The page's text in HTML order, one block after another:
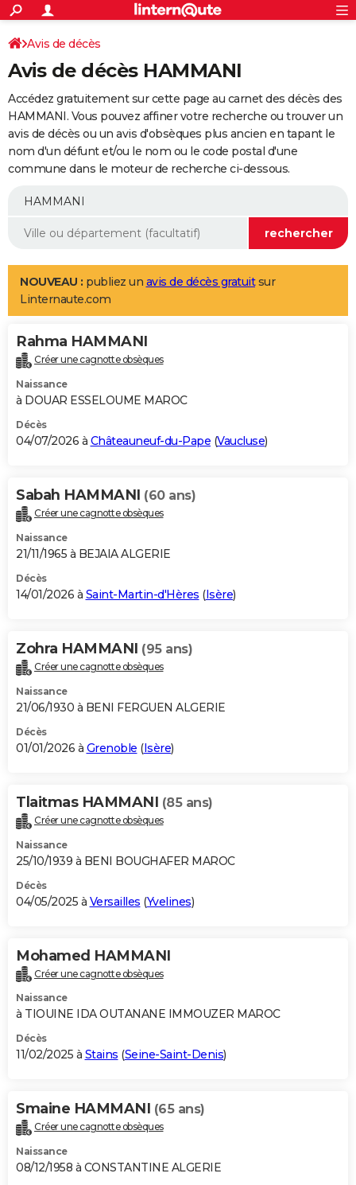
ACTUALITÉS
Politique
Société
Faits Divers
Education
Monde
Villes
+
SPORT
Coupe du monde 2026
Football
Tennis
Cyclisme
Rugby
Forum
Programme TV
TNT
Streaming
Cinéma
Sorties cinéma
Musique
+
FINANCE
Retraite
Epargne
Immobilier
Risques naturels par ville
Banque
Assurance
AUTO
Essais
Réserver un essai
Citadines
Berlines
SUV
Forum auto
+
Mobiles
Meilleur smartphone
Internet
Ordinateurs
Jeux vidéo
Guide high-tech
Aménagement intérieur
LIFESTYLE
Art de vivre
Bien-être
Loisirs
Mode
Modes de vie
Alimentation
Guide de la santé
Maladies
Médicaments
Sommeil
VOYAGE
Destinations
City break
Voyage nature
Voyage de noces
Forum
Climat
+PHOTO
GUIDES D'ACHAT
BONS PLANS
Carte de Noël
Carte Bonne année
Carte Saint-Valentin
Carte Pâques
Carte d'anniversaire
DICTIONNAIRE
Dictionnaire
Biographies
Citations
Expressions
Proverbes
PROGRAMME TV
S'inscrire
Se connecter
Lycées
Collèges
Primaires
Universités
Entreprises
Service militaire
Avis de recherche
AVIS DE DÉCÈS
Bricolage
Lifestyle
Culture
Sport
Auto
Television
Voyage
Cinema
Avis de décès
Avis de décès HAMMANI
Accédez gratuitement sur cette page au carnet des décès des
HAMMANI. Vous pouvez affiner votre recherche ou trouver un
avis de décès ou un avis d'obsèques plus ancien en tapant le
nom d'un défunt et/ou le nom ou le code postal d'une
commune dans le moteur de recherche ci-dessous.
NOUVEAU : publiez un avis de décès gratuitsur
Linternaute.com
Rahma HAMMANI
Créer une cagnotte obsèques
Naissance
à DOUAR ESSELOUME MAROC
Décès
04/07/2026 à Châteauneuf-du-Pape (Vaucluse)
Sabah HAMMANI (60 ans)
Créer une cagnotte obsèques
Naissance
21/11/1965 à BEJAIA ALGERIE
Décès
14/01/2026 à Saint-Martin-d'Hères (Isère)
Zohra HAMMANI (95 ans)
Créer une cagnotte obsèques
Naissance
21/06/1930 à BENI FERGUEN ALGERIE
Décès
01/01/2026 à Grenoble (Isère)
Tlaitmas HAMMANI (85 ans)
Créer une cagnotte obsèques
Naissance
25/10/1939 à BENI BOUGHAFER MAROC
Décès
04/05/2025 à Versailles (Yvelines)
Mohamed HAMMANI
Créer une cagnotte obsèques
Naissance
à TIOUINE IDA OUTANANE IMMOUZER MAROC
Décès
11/02/2025 à Stains (Seine-Saint-Denis)
Smaine HAMMANI (65 ans)
Créer une cagnotte obsèques
Naissance
08/12/1958 à CONSTANTINE ALGERIE